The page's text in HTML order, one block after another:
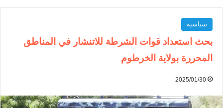
سياسية
بحث استعداد قوات الشرطة للاتنشار في المناطق
المحررة بولاية الخرطوم
2025/01/30